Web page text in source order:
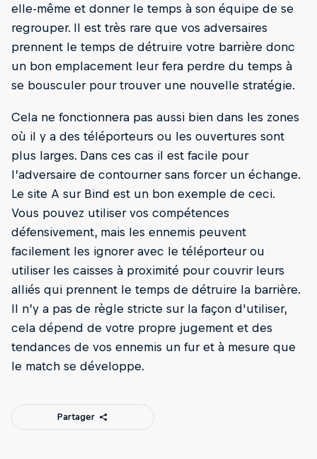
elle-même et donner le temps à son équipe de se
regrouper. Il est très rare que vos adversaires
prennent le temps de détruire votre barrière donc
un bon emplacement leur fera perdre du temps à
se bousculer pour trouver une nouvelle stratégie.
Cela ne fonctionnera pas aussi bien dans les zones
où il y a des téléporteurs ou les ouvertures sont
plus larges. Dans ces cas il est facile pour
l’adversaire de contourner sans forcer un échange.
Le site A sur Bind est un bon exemple de ceci.
Vous pouvez utiliser vos compétences
défensivement, mais les ennemis peuvent
facilement les ignorer avec le téléporteur ou
utiliser les caisses à proximité pour couvrir leurs
alliés qui prennent le temps de détruire la barrière.
Il n’y a pas de règle stricte sur la façon d'utiliser,
cela dépend de votre propre jugement et des
tendances de vos ennemis un fur et à mesure que
le match se développe.
Partager